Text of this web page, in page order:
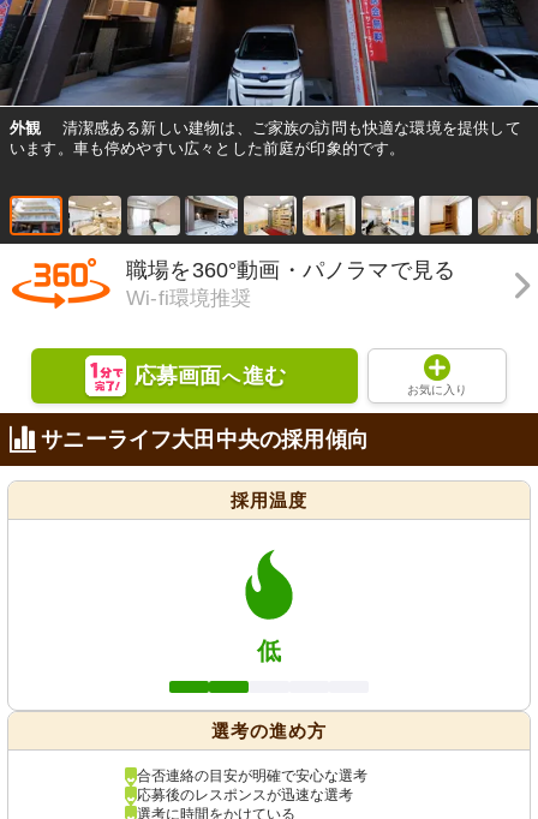
外観
清潔感ある新しい建物は、ご家族の訪問も快適な環境を提供して
います。車も停めやすい広々とした前庭が印象的です。
職場を360°動画・パノラマで見る
Wi-fi環境推奨
応募画面へ進む
お気に入り
サニーライフ大田中央の採用傾向
採用温度
低
選考の進め方
合否連絡の目安が明確で安心な選考
応募後のレスポンスが迅速な選考
選考に時間をかけている